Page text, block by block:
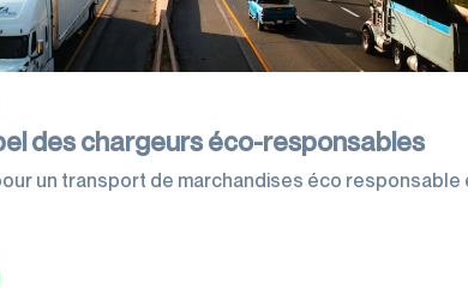
des chargeurs éco-responsables
un transport de marchandises éco responsable